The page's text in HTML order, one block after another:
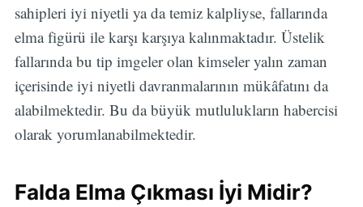
sahipleri iyi niyetli ya da temiz kalpliyse, fallarında
elma figürü ile karşı karşıya kalınmaktadır. Üstelik
fallarında bu tip imgeler olan kimseler yalın zaman
içerisinde iyi niyetli davranmalarının mükâfatını da
alabilmektedir. Bu da büyük mutlulukların habercisi
olarak yorumlanabilmektedir.
Falda Elma Çıkması İyi Midir?